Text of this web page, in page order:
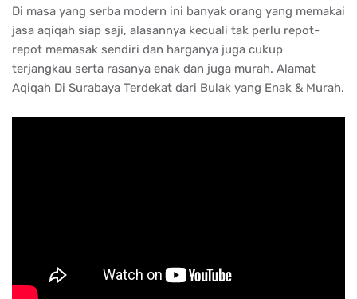
Di masa yang serba modern ini banyak orang yang memakai
jasa aqiqah siap saji, alasannya kecuali tak perlu repot-
repot memasak sendiri dan harganya juga cukup
terjangkau serta rasanya enak dan juga murah. Alamat
Aqiqah Di Surabaya Terdekat dari Bulak yang Enak & Murah.